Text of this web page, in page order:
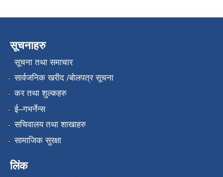
सूचनाहरु
सूचना तथा समाचार
सार्वजनिक खरीद /बोलपत्र सूचना
कर तथा शुल्कहरु
ई–गभर्नेन्स
सचिवालय तथा शाखाहरु
सामाजिक सुरक्षा
लिंक